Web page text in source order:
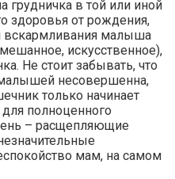
грудничка в той или иной
здоровья от рождения,
вскармливания малыша
искусственное),
Не стоит забывать, что
несовершенна,
только начинает
полноценного
– расщепляющие
мам, на самом